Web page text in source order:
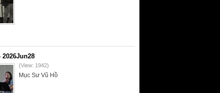
(View: 1942)
Mục Sư Vũ Hồ